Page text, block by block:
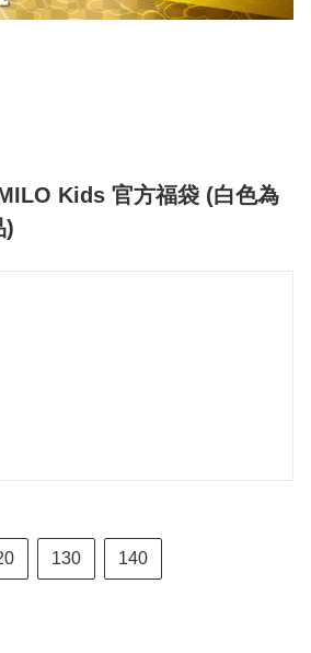
Kids 官方福袋 (白色為
)
130 140